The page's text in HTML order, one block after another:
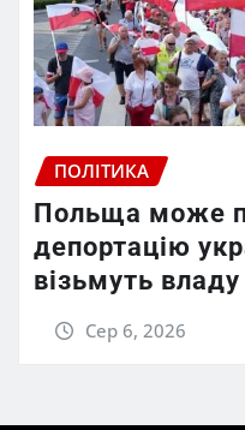
ПОЛІТИКА
Польща може
депортацію
візьмуть владу
Сер 6, 2026